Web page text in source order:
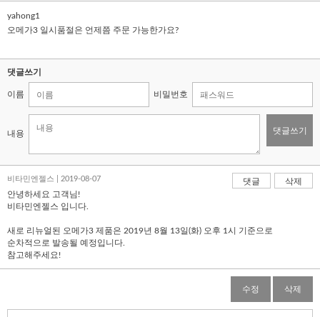
yahong1
오메가3 일시품절은 언제쯤 주문 가능한가요?
댓글쓰기
이름 비밀번호
내용 댓글쓰기
비타민엔젤스 | 2019-08-07 삭제
댓글
안녕하세요 고객님!
비타민엔젤스 입니다.
새로 리뉴얼된 오메가3 제품은 2019년 8월 13일(화) 오후 1시 기준으로
순차적으로 발송될 예정입니다.
참고해주세요!
수정 삭제